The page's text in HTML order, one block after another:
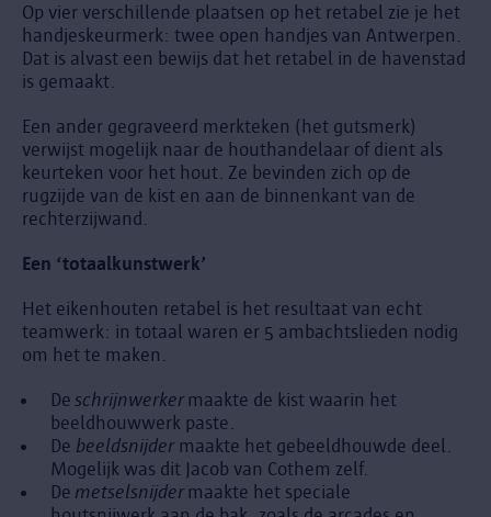
Op vier verschillende plaatsen op het retabel zie je het
handjeskeurmerk: twee open handjes van Antwerpen.
Dat is alvast een bewijs dat het retabel in de havenstad
is gemaakt.
Een ander gegraveerd merkteken (het gutsmerk)
verwijst mogelijk naar de houthandelaar of dient als
keurteken voor het hout. Ze bevinden zich op de
rugzijde van de kist en aan de binnenkant van de
rechterzijwand.
Een ‘totaalkunstwerk’
Het eikenhouten retabel is het resultaat van echt
teamwerk: in totaal waren er 5 ambachtslieden nodig
om het te maken.
De schrijnwerker maakte de kist waarin het
beeldhouwwerk paste.
De beeldsnijder maakte het gebeeldhouwde deel.
Mogelijk was dit Jacob van Cothem zelf.
De metselsnijder maakte het speciale